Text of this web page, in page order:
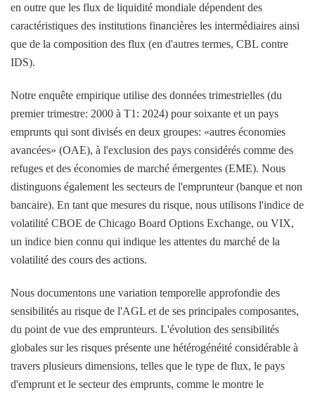
en outre que les flux de liquidité mondiale dépendent des
caractéristiques des institutions financières les intermédiaires ainsi
que de la composition des flux (en d'autres termes, CBL contre
IDS).
Notre enquête empirique utilise des données trimestrielles (du
premier trimestre: 2000 à T1: 2024) pour soixante et un pays
emprunts qui sont divisés en deux groupes: «autres économies
avancées» (OAE), à l'exclusion des pays considérés comme des
refuges et des économies de marché émergentes (EME). Nous
distinguons également les secteurs de l'emprunteur (banque et non
bancaire). En tant que mesures du risque, nous utilisons l'indice de
volatilité CBOE de Chicago Board Options Exchange, ou VIX,
un indice bien connu qui indique les attentes du marché de la
volatilité des cours des actions.
Nous documentons une variation temporelle approfondie des
sensibilités au risque de l'AGL et de ses principales composantes,
du point de vue des emprunteurs. L'évolution des sensibilités
globales sur les risques présente une hétérogénéité considérable à
travers plusieurs dimensions, telles que le type de flux, le pays
d'emprunt et le secteur des emprunts, comme le montre le